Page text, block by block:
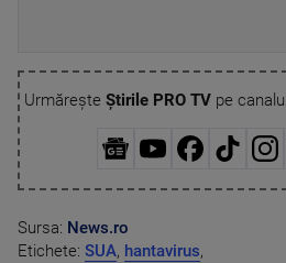
Urmărește Știrile PRO TVpe
Sursa: News.ro
Etichete: SUA, hantavirus,